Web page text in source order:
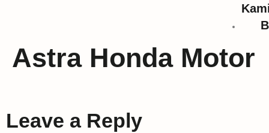
Astra Honda Motor
Leave a Reply